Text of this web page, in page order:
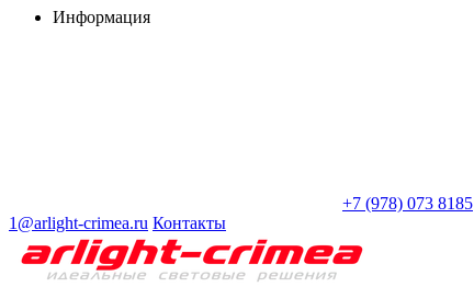
Информация
+7 (978) 073 8185
1@arlight-crimea.ru Контакты